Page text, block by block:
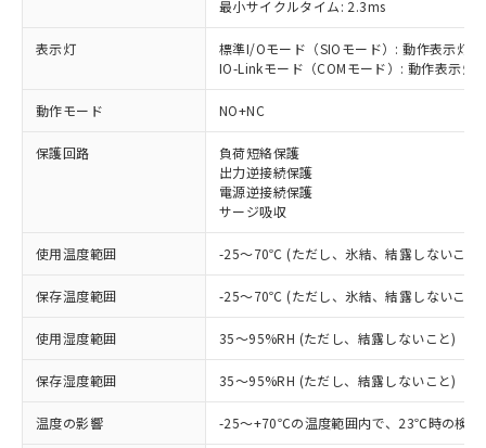
最小サイクルタイム: 2.3ms
表示灯
標準I/Oモード（SIOモード）: 動作表示灯(
IO-Linkモード（COMモード）: 動作表示
動作モード NO+NC
保護回路
負荷短絡保護
出力逆接続保護
電源逆接続保護
サージ吸収
使用温度範囲 -25～70℃ (ただし、氷結、結露しないこと)
保存温度範囲 -25～70℃ (ただし、氷結、結露しないこと)
使用湿度範囲 35～95%RH (ただし、結露しないこと)
保存湿度範囲 35～95%RH (ただし、結露しないこと)
温度の影響 -25～+70℃の温度範囲内で、23℃時の検
ご利用条件
以下の条件をお読みいただき、同意のうえ
ご利用ください。
商品の当社在庫状況および標準価格
(税抜)を提供させていただくもので
当社制御機器事業取扱商品の中には、
本サービスの対象外となる商品もある
対応済み：EU RoHS指令（10物質）の
非含有に対応した製品が提供可能な商品で
す。
対応予定：EU RoHS指令（10物質）の非含
有に対応した製品に切り替える予定のある
対応予定なし：EU RoHS指令（10物質）の
非含有に非対応の商品で、対応品を出す予
定はありません。
調査・確認中：EU RoHS指令（10物質）の
非含有の対応状況を調査中または確認中の
非該当品：ライセンス料など無形物で、有
害物質有無と関係のない商品です。
仕入先様の事情により、非含有部品として
※1 中国RoHS○×表
「○」：最大均質材料含有率が中国RoHSの
基準値以下であることを示します。
「×」：最大均質材料含有率が中国RoHSの